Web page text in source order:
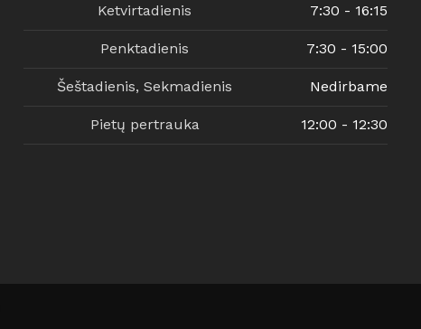
Ketvirtadienis 7:30 - 16:15
Penktadienis 7:30 - 15:00
Šeštadienis, Sekmadienis Nedirbame
Pietų pertrauka 12:00 - 12:30